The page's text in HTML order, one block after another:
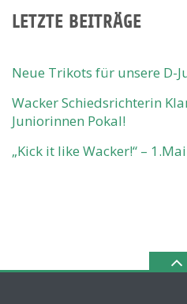
LETZTE BEITRÄGE
Neue Trikots für unsere D-
Wacker Schiedsrichterin
Juniorinnen Pokal!
„Kick it like Wacker!“ –